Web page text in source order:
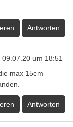
Antworten
09.07.20 um 18:51
max 15cm
Antworten